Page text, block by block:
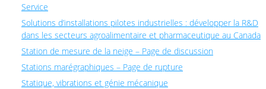
Service
Solutions d’installations pilotes industrielles : développer la R&D
dans les secteurs agroalimentaire et pharmaceutique au Canada
Station de mesure de la neige – Page de discussion
Stations marégraphiques – Page de rupture
Statique, vibrations et génie mécanique